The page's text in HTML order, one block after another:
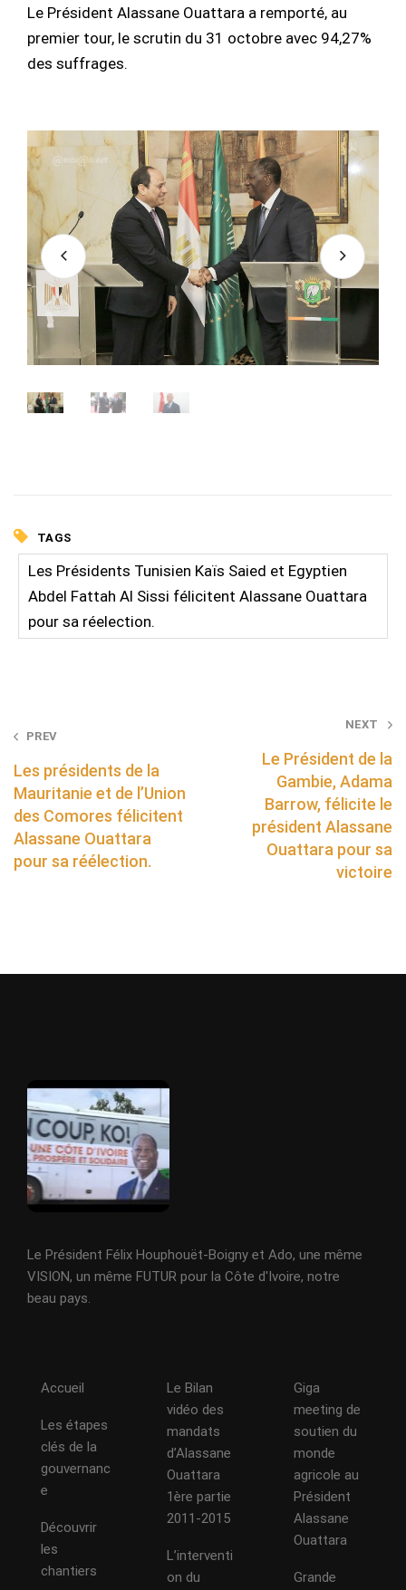
Le Président Alassane Ouattara a remporté, au
premier tour, le scrutin du 31 octobre avec 94,27%
des suffrages.
TAGS
Les Présidents Tunisien Kaïs Saied et Egyptien
Abdel Fattah Al Sissi félicitent Alassane Ouattara
pour sa réelection.
Post
PREV
Les présidents de la
Mauritanie et de l’Union
des Comores félicitent
Alassane Ouattara
pour sa réélection.
NEXT
Le Président de la
Gambie, Adama
Barrow, félicite le
président Alassane
Ouattara pour sa
victoire
Le Président Félix Houphouët-Boigny et Ado, une même
VISION, un même FUTUR pour la Côte d'Ivoire, notre
beau pays.
Accueil
Les étapes
clés de la
gouvernanc
e
Découvrir
les
chantiers
Le Bilan
vidéo des
mandats
d’Alassane
Ouattara
1ère partie
2011-2015
L’interventi
on du
Giga
meeting de
soutien du
monde
agricole au
Président
Alassane
Ouattara
Grande